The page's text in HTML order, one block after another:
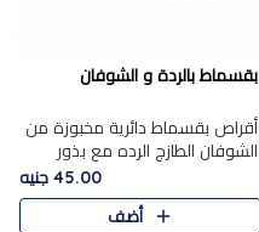
بقسماط بالردة و الشوفان
أقراص بقسماط دائرية مخبوزة من
الشوفان الطازج الرده مع بذور
مختارة. قرمشة الحبوب والبذور،
بداية صحية لكل صباح.
45.00 جنيه
أضف